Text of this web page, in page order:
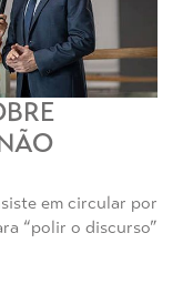
em circular por
“polir o discurso”